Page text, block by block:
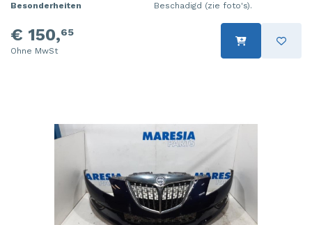
Besonderheiten
Beschadigd (zie foto's).
€ 150,65
Ohne MwSt